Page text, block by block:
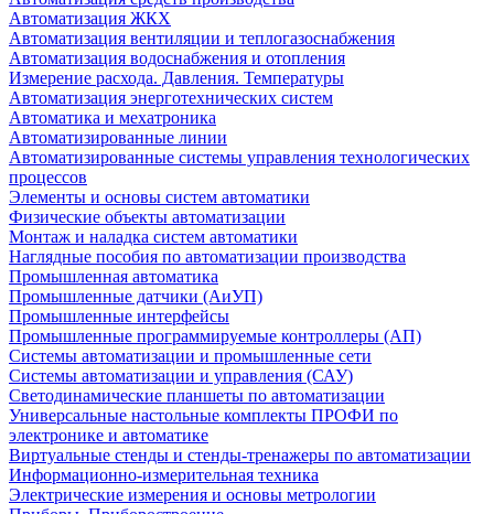
Автоматизация ЖКХ
Автоматизация вентиляции и теплогазоснабжения
Автоматизация водоснабжения и отопления
Измерение расхода. Давления. Температуры
Автоматизация энерготехнических систем
Автоматика и мехатроника
Автоматизированные линии
Автоматизированные системы управления технологических
процессов
Элементы и основы систем автоматики
Физические объекты автоматизации
Монтаж и наладка систем автоматики
Наглядные пособия по автоматизации производства
Промышленная автоматика
Промышленные датчики (АиУП)
Промышленные интерфейсы
Промышленные программируемые контроллеры (АП)
Системы автоматизации и промышленные сети
Системы автоматизации и управления (САУ)
Светодинамические планшеты по автоматизации
Универсальные настольные комплекты ПРОФИ по
электронике и автоматике
Виртуальные стенды и стенды-тренажеры по автоматизации
Информационно-измерительная техника
Электрические измерения и основы метрологии